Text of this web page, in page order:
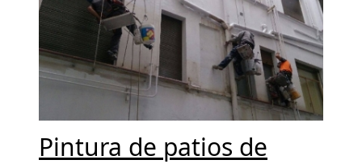
Pintura de patios de